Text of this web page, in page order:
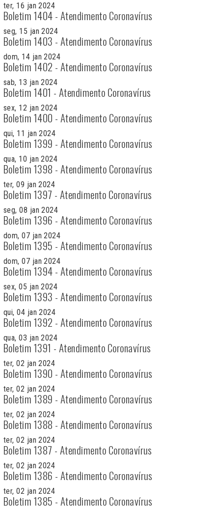
ter, 16 jan 2024
Boletim 1404 - Atendimento Coronavírus
seg, 15 jan 2024
Boletim 1403 - Atendimento Coronavírus
dom, 14 jan 2024
Boletim 1402 - Atendimento Coronavírus
sab, 13 jan 2024
Boletim 1401 - Atendimento Coronavírus
sex, 12 jan 2024
Boletim 1400 - Atendimento Coronavírus
qui, 11 jan 2024
Boletim 1399 - Atendimento Coronavírus
qua, 10 jan 2024
Boletim 1398 - Atendimento Coronavírus
ter, 09 jan 2024
Boletim 1397 - Atendimento Coronavírus
seg, 08 jan 2024
Boletim 1396 - Atendimento Coronavírus
dom, 07 jan 2024
Boletim 1395 - Atendimento Coronavírus
dom, 07 jan 2024
Boletim 1394 - Atendimento Coronavírus
sex, 05 jan 2024
Boletim 1393 - Atendimento Coronavírus
qui, 04 jan 2024
Boletim 1392 - Atendimento Coronavírus
qua, 03 jan 2024
Boletim 1391 - Atendimento Coronavírus
ter, 02 jan 2024
Boletim 1390 - Atendimento Coronavírus
ter, 02 jan 2024
Boletim 1389 - Atendimento Coronavírus
ter, 02 jan 2024
Boletim 1388 - Atendimento Coronavírus
ter, 02 jan 2024
Boletim 1387 - Atendimento Coronavírus
ter, 02 jan 2024
Boletim 1386 - Atendimento Coronavírus
ter, 02 jan 2024
Boletim 1385 - Atendimento Coronavírus